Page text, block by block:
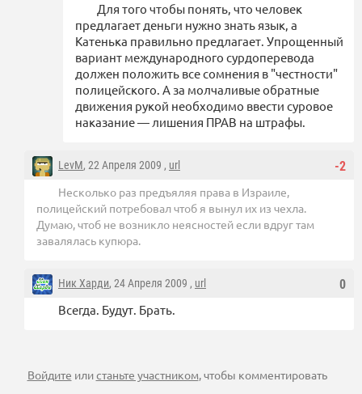
Для того чтобы понять, что человек
предлагает деньги нужно знать язык, а
Катенька правильно предлагает. Упрощенный
вариант международного сурдоперевода
должен положить все сомнения в "честности"
полицейского. А за молчаливые обратные
движения рукой необходимо ввести суровое
наказание — лишения ПРАВ на штрафы.
-2
LevM, 22 Апреля 2009 , url
Несколько раз предъяляя права в Израиле,
полицейский потребовал чтоб я вынул их из чехла.
Думаю, чтоб не возникло неясностей если вдруг там
завалялась купюра.
0
Ник Харди, 24 Апреля 2009 , url
Всегда. Будут. Брать.
Войдите илистаньте участником, чтобы комментировать